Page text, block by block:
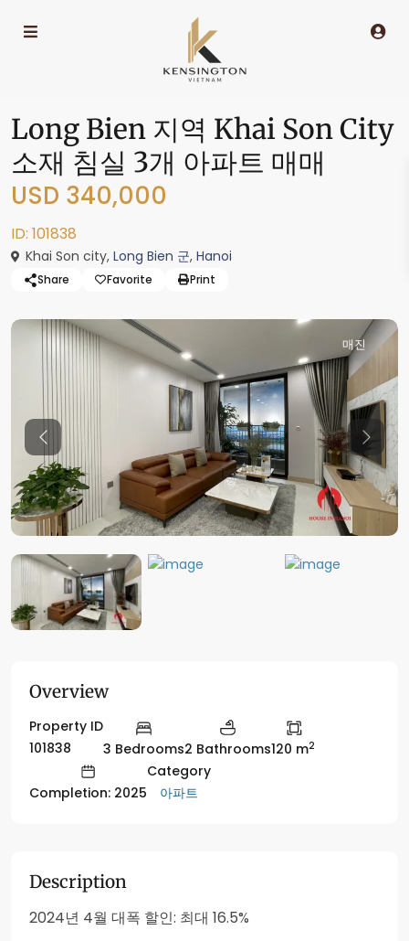
Long Bien 지역 Khai Son City
소재 침실 3개 아파트 매매
USD 340,000
ID: 101838
Khai Son city, Long Bien 군, Hanoi
Share Favorite Print
매진
Previous
Overview
Property ID
101838
3 Bedrooms2 Bathrooms120 m2
Completion: 2025
Category
아파트
Description
2024년 4월 대폭 할인: 최대 16.5%